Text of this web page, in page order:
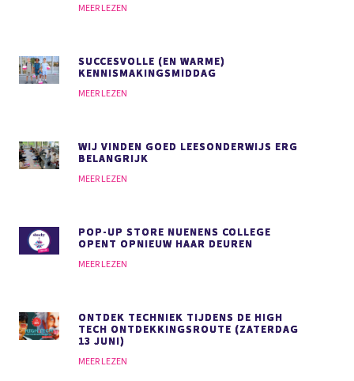
MEER LEZEN
SUCCESVOLLE (EN WARME)
KENNISMAKINGSMIDDAG
MEER LEZEN
WIJ VINDEN GOED LEESONDERWIJS ERG
BELANGRIJK
MEER LEZEN
POP-UP STORE NUENENS COLLEGE
OPENT OPNIEUW HAAR DEUREN
MEER LEZEN
ONTDEK TECHNIEK TIJDENS DE HIGH
TECH ONTDEKKINGSROUTE (ZATERDAG
13 JUNI)
MEER LEZEN